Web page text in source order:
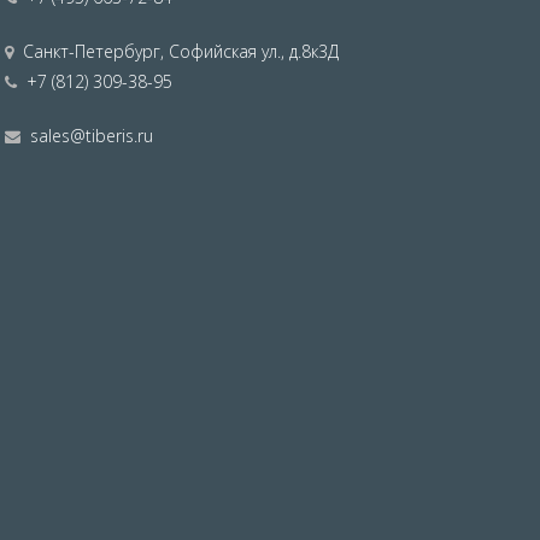
Санкт-Петербург, Софийская ул., д.8к3Д
+7 (812) 309-38-95
sales@tiberis.ru